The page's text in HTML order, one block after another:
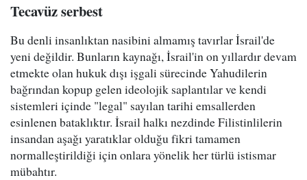
Tecavüz serbest
Bu denli insanlıktan nasibini almamış tavırlar İsrail'de
yeni değildir. Bunların kaynağı, İsrail'in on yıllardır devam
etmekte olan hukuk dışı işgali sürecinde Yahudilerin
bağrından kopup gelen ideolojik saplantılar ve kendi
sistemleri içinde "legal" sayılan tarihi emsallerden
esinlenen bataklıktır. İsrail halkı nezdinde Filistinlilerin
insandan aşağı yaratıklar olduğu fikri tamamen
normalleştirildiği için onlara yönelik her türlü istismar
mübahtır.